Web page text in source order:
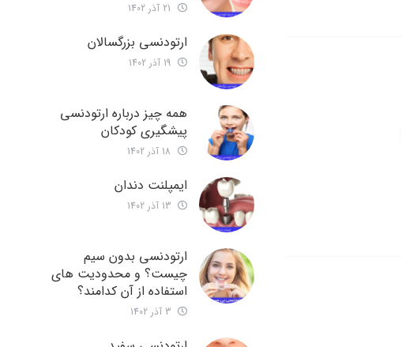
ارتودنسی بزرگسالان
همه چیز درباره ارتودنسی
پیشگیری کودکان
ایمپلنت دندان
ارتودنسی بدون سیم
چیست؟ و محدودیت های
استفاده از آن کدامند؟